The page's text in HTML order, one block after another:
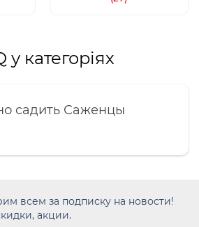
у категоріях
садить Саженцы
всем за подписку на новости!
акции.